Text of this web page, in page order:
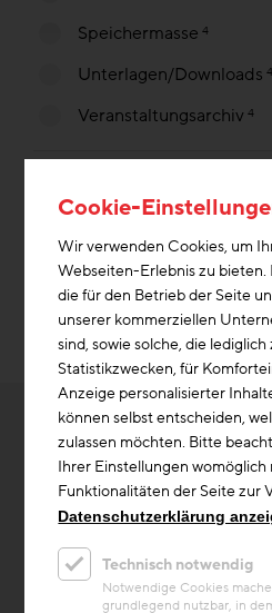
Speichermasse 4
Unterlagen/Downloads 4
Veranstaltungsarchiv 4
Alle
Filter übernehmen
anzeigen
Leider wurden mit den
keine Beiträge gefunden!
Bitte ändern Sie Ihre
Cookie-
Wir verwenden Cookies, um
Webseiten-Erlebnis zu bieten.
die für den Betrieb der Seite
unserer kommerziellen
sind, sowie solche, die
Statistikzwecken, für
Anzeige personalisierter
können selbst entscheiden,
zulassen möchten. Bitte
Ihrer Einstellungen womöglich
Funktionalitäten der Seite zur
Datenschutzerklärung
Technisch notwendig
Notwendige Cookies
grundlegend nutzbar, in